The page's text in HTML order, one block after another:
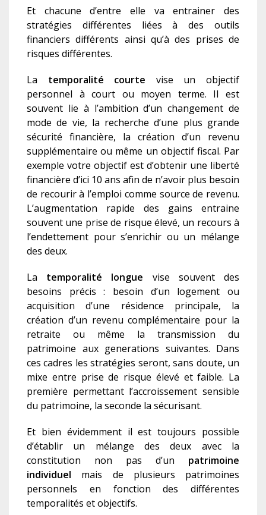
Et chacune d’entre elle va entrainer des
stratégies différentes liées à des outils
financiers différents ainsi qu’à des prises de
risques différentes.
La temporalité courte vise un objectif
personnel à court ou moyen terme. Il est
souvent lie à l’ambition d’un changement de
mode de vie, la recherche d’une plus grande
sécurité financière, la création d’un revenu
supplémentaire ou même un objectif fiscal. Par
exemple votre objectif est d’obtenir une liberté
financière d’ici 10 ans afin de n’avoir plus besoin
de recourir à l’emploi comme source de revenu.
L’augmentation rapide des gains entraine
souvent une prise de risque élevé, un recours à
l’endettement pour s’enrichir ou un mélange
des deux.
La temporalité longue vise souvent des
besoins précis : besoin d’un logement ou
acquisition d’une résidence principale, la
création d’un revenu complémentaire pour la
retraite ou même la transmission du
patrimoine aux generations suivantes. Dans
ces cadres les stratégies seront, sans doute, un
mixe entre prise de risque élevé et faible. La
première permettant l’accroissement sensible
du patrimoine, la seconde la sécurisant.
Et bien évidemment il est toujours possible
d’établir un mélange des deux avec la
constitution non pas d’un patrimoine
individuel mais de plusieurs patrimoines
personnels en fonction des différentes
temporalités et objectifs.